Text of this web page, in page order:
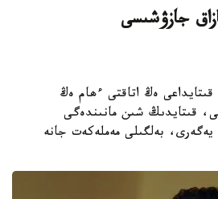
جازۋشىسى
ەڭ اتاقتى ءھام ەڭ
قىتايدىڭ شىن مانىندەگى
بەلگىلى مەملەكەت جانە